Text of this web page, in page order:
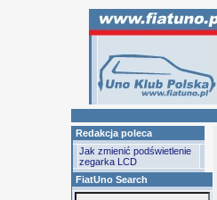
Redakcja poleca
Jak zmienić podświetlenie
zegarka LCD
FiatUno Search